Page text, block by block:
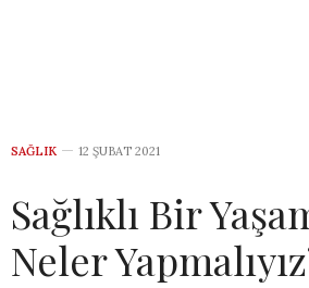
SAĞLIK 12 ŞUBAT 2021
Sağlıklı Bir
Neler